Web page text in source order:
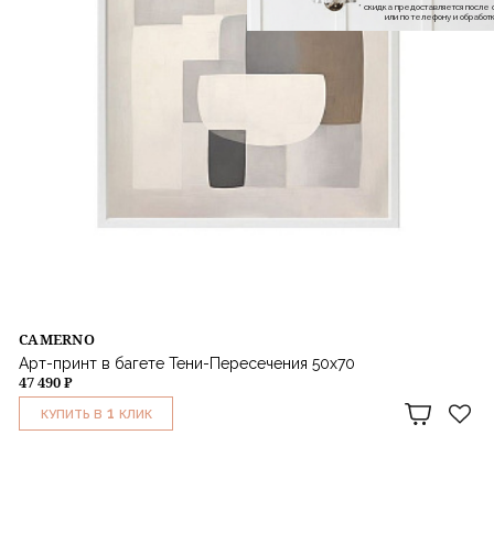
CAMERNO
Арт-принт в багете Тени-Пересечения 50х70
47 490 ₽
КУПИТЬ В 1 КЛИК
* скидка предоставляется
или по телефону и